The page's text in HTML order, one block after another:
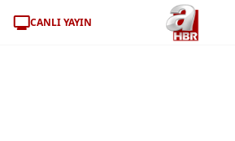
CANLI YAYIN